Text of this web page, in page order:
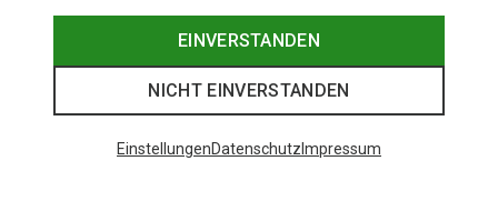
EINVERSTANDEN
NICHT EINVERSTANDEN
EinstellungenDatenschutz Impressum